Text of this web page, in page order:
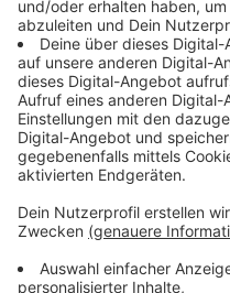
weitere Tipps für euer
unserem
Anzeige
Naturgut Ophoven
Anzeige